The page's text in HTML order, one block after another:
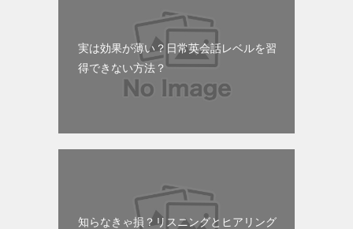
実は効果が薄い？日常英会話レベルを習
得できない方法？
知らなきゃ損？リスニングとヒアリング